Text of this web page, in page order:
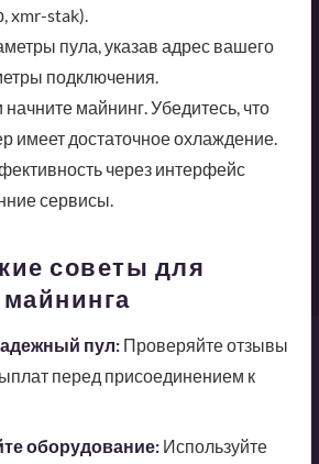
xmr-stak).
пула, указав адрес вашего
подключения.
начните майнинг. Убедитесь, что
имеет достаточное охлаждение.
через интерфейс
сервисы.
советы для
пул:Проверяйте отзывы
перед присоединением к
оборудование:Используйте